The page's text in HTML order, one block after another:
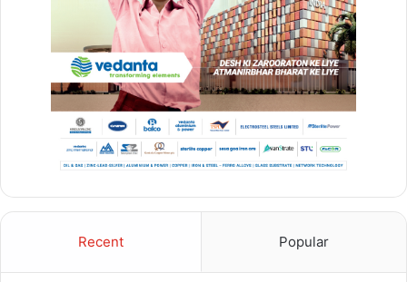
Recent Popular